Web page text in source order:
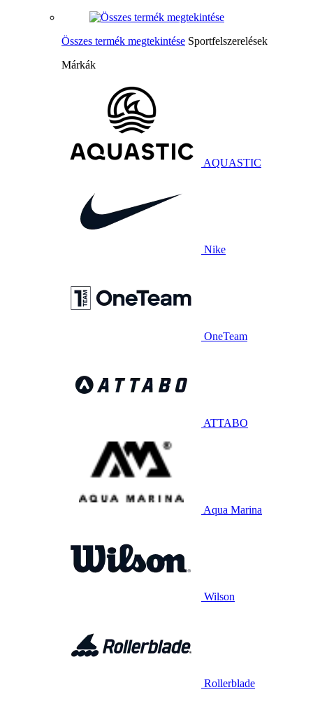
Összes termék megtekintése Sportfelszerelések
Márkák
AQUASTIC
Nike
OneTeam
ATTABO
Aqua Marina
Wilson
Rollerblade